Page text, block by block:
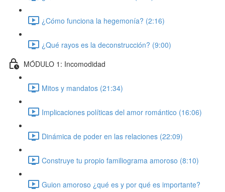
¿Cómo funciona la hegemonía? (2:16)
¿Qué rayos es la deconstrucción? (9:00)
MÓDULO 1: Incomodidad
Mitos y mandatos (21:34)
Implicaciones políticas del amor romántico (16:06)
Dinámica de poder en las relaciones (22:09)
Construye tu propio familiograma amoroso (8:10)
Guion amoroso ¿qué es y por qué es importante?